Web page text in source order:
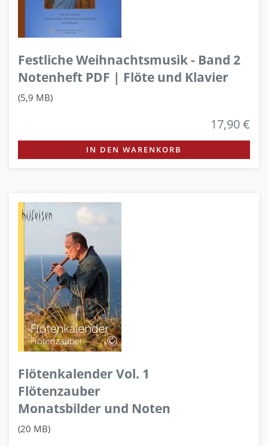
Festliche Weihnachtsmusik - Band 2
Notenheft PDF | Flöte und Klavier
(5,9 MB)
17,90 €
IN DEN WARENKORB
Flötenkalender Vol. 1
Flötenzauber
Monatsbilder und Noten
(20 MB)